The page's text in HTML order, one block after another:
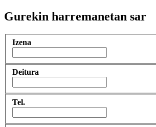
Gurekin harremanetan sar
Izena
Deitura
Tel.